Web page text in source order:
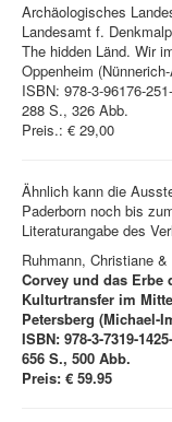
Archäologisches
Landesamt f.
The hidden Länd. Wir
Oppenheim
ISBN: 978-3-96176-
288 S., 326 Abb.
Preis.: € 29,00
Ähnlich kann die
Paderborn noch bis
Literaturangabe des
Ruhmann, Christiane
Corvey und das Erbe
Kulturtransfer im
Petersberg (Michael-
ISBN: 978-3-7319-
656 S., 500 Abb.
Preis: € 59.95